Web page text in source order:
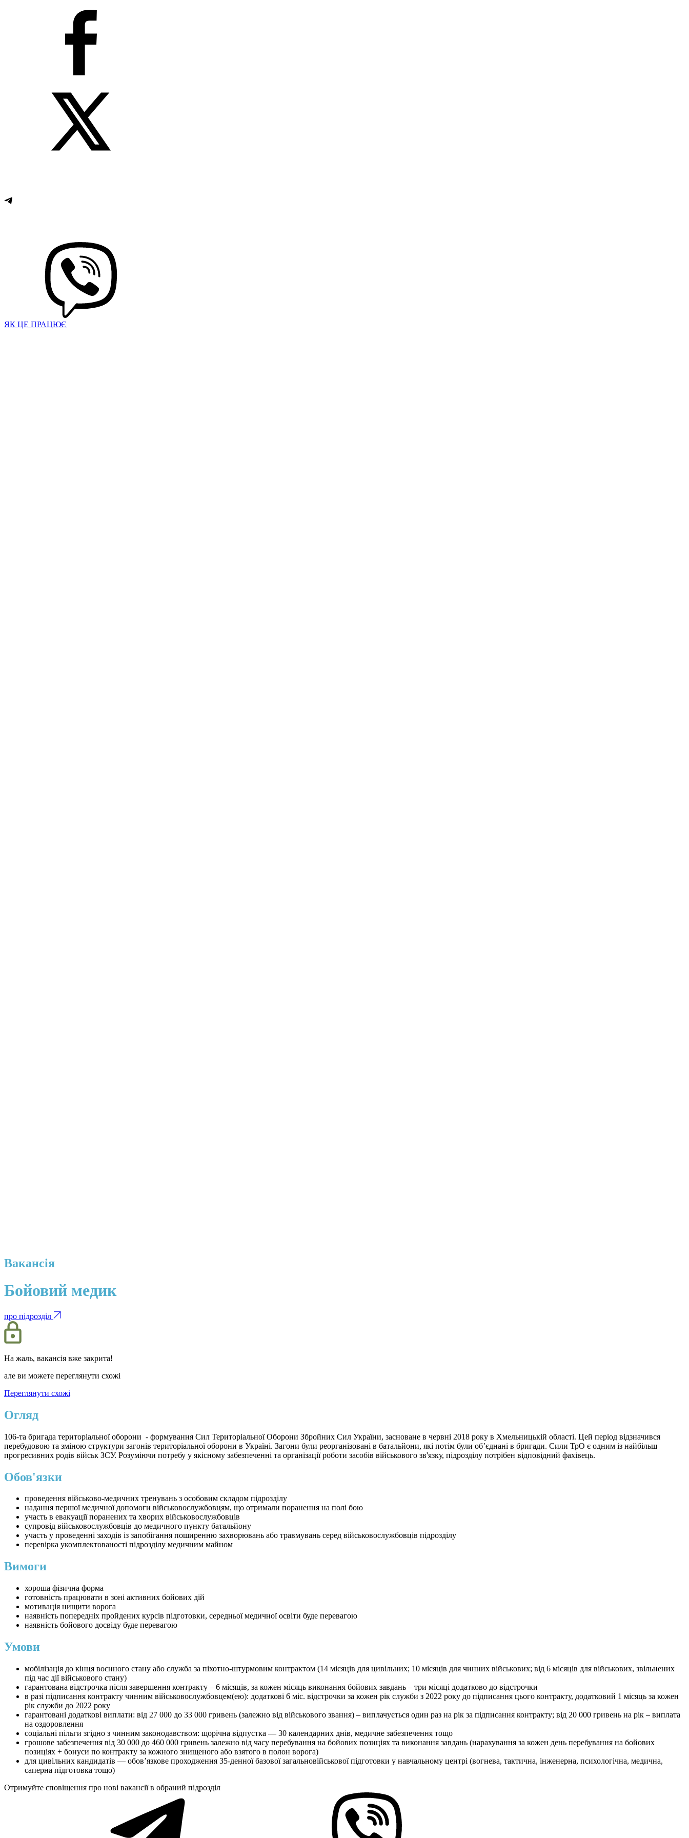
ЯК ЦЕ ПРАЦЮЄ
Вакансія
Бойовий медик
про підрозділ
На жаль, вакансія вже закрита!
але ви можете переглянути схожі
Переглянути схожі
Огляд
106-та бригада територіальної оборони - формування Сил Територіальної Оборони Збройних Сил України, засноване в червні 2018 року в Хмельницькій області. Цей період відзначився
перебудовою та зміною структури загонів територіальної оборони в Україні. Загони були реорганізовані в батальйони, які потім були об’єднані в бригади. Сили ТрО є одним із найбільш
прогресивних родів військ ЗСУ. Розуміючи потребу у якісному забезпеченні та організації роботи засобів військового зв'язку, підрозділу потрібен відповідний фахівець.
Обов'язки
проведення військово-медичних тренувань з особовим складом підрозділу
надання першої медичної допомоги військовослужбовцям, що отримали поранення на полі бою
участь в евакуації поранених та хворих військовослужбовців
супровід військовослужбовців до медичного пункту батальйону
участь у проведенні заходів із запобігання поширенню захворювань або травмувань серед військовослужбовців підрозділу
перевірка укомплектованості підрозділу медичним майном
Вимоги
хороша фізична форма
готовність працювати в зоні активних бойових дій
мотивація нищити ворога
наявність попередніх пройдених курсів підготовки, середньої медичної освіти буде перевагою
наявність бойового досвіду буде перевагою
Умови
мобілізація до кінця воєнного стану або служба за піхотно-штурмовим контрактом (14 місяців для цивільних; 10 місяців для чинних військових; від 6 місяців для військових, звільнених
під час дії військового стану)
гарантована відстрочка після завершення контракту – 6 місяців, за кожен місяць виконання бойових завдань – три місяці додатково до відстрочки
в разі підписання контракту чинним військовослужбовцем(ею): додаткові 6 міс. відстрочки за кожен рік служби з 2022 року до підписання цього контракту, додатковий 1 місяць за кожен
рік служби до 2022 року
гарантовані додаткові виплати: від 27 000 до 33 000 гривень (залежно від військового звання) – виплачується один раз на рік за підписання контракту; від 20 000 гривень на рік – виплата
на оздоровлення
соціальні пільги згідно з чинним законодавством: щорічна відпустка — 30 календарних днів, медичне забезпечення тощо
грошове забезпечення від 30 000 до 460 000 гривень залежно від часу перебування на бойових позиціях та виконання завдань (нарахування за кожен день перебування на бойових
позиціях + бонуси по контракту за кожного знищеного або взятого в полон ворога)
для цивільних кандидатів — обов’язкове проходження 35-денної базової загальновійськової підготовки у навчальному центрі (вогнева, тактична, інженерна, психологічна, медична,
саперна підготовка тощо)
Отримуйте сповіщення про нові вакансії в обраний підрозділ